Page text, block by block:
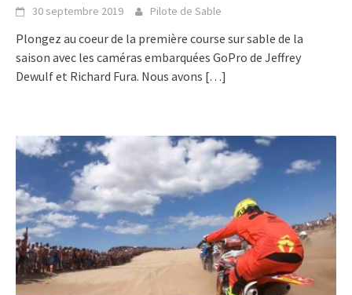
30 septembre 2019 Pilote de Sable
Plongez au coeur de la première course sur sable de la
saison avec les caméras embarquées GoPro de Jeffrey
Dewulf et Richard Fura. Nous avons […]